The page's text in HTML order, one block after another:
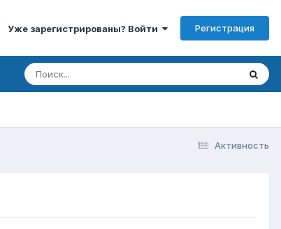
Уже зарегистрированы? Войти Регистрация
Активность